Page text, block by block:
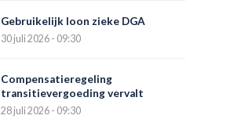
Gebruikelijk loon zieke DGA
30 juli 2026 - 09:30
Compensatieregeling
transitievergoeding vervalt
28 juli 2026 - 09:30